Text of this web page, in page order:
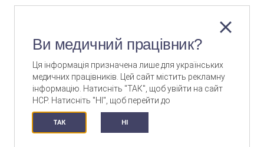
Ви медичний працівник?
Ця інформація призначена лише для українських
медичних працівників. Цей сайт містить рекламну
інформацію. Натисніть "ТАК", щоб увійти на сайт
HCP. Натисніть "НІ", щоб перейти до
ТАК HI